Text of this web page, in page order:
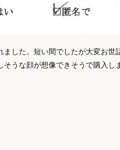
ました。短い間でしたが大変お
うな顔が想像できそうで購入し